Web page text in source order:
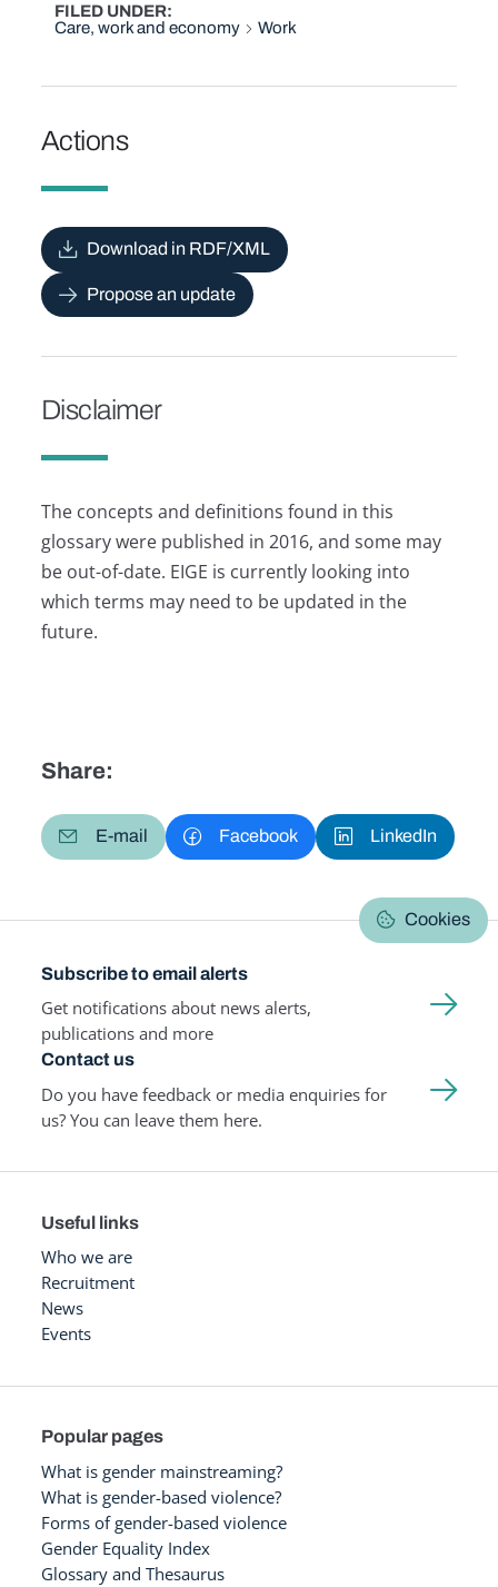
FILED UNDER
Care, work and economy
Work
Actions
Download in RDF/XML
Propose an update
Disclaimer
The concepts and definitions found in this
glossary were published in 2016, and some may
be out-of-date. EIGE is currently looking into
which terms may need to be updated in the
future.
Share:
E-mail Facebook LinkedIn
Cookies
Subscribe to email alerts
Get notifications about news alerts,
publications and more
Contact us
Do you have feedback or media enquiries for
us? You can leave them here.
Useful links
Who we are
Recruitment
News
Events
Popular pages
What is gender mainstreaming?
What is gender-based violence?
Forms of gender-based violence
Gender Equality Index
Glossary and Thesaurus